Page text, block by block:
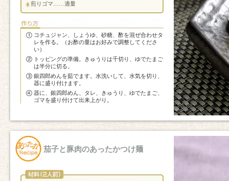
煎りゴマ……適量
コチュジャン、しょうゆ、砂糖、酢を混ぜ合わせタ
レを作る。（お酢の量はお好みで調整してくださ
い）
トッピングの準備。きゅうりは千切り、ゆでたまご
は半分に切る。
銀四郎めんを茹でます。水洗いして、水気を切り、
器に盛り付けます。
器に、銀四郎めん、タレ、きゅうり、ゆでたまご、
ゴマを盛り付けて出来上がり。
茄子と豚肉のあったかつけ麺